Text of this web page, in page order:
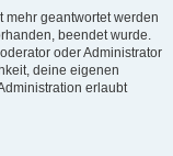
mehr geantwortet werden
beendet wurde.
oder Administrator
deine eigenen
erlaubt